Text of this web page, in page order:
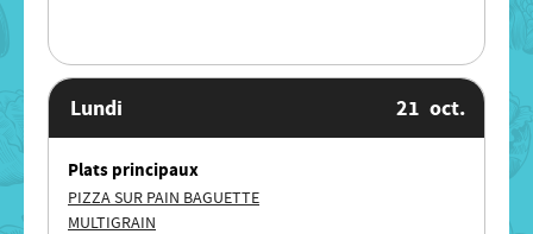
Lundi 21 oct.
Plats principaux
PIZZA SUR PAIN BAGUETTE
MULTIGRAIN